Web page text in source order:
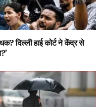
दिल्ली हाई कोर्ट ने केंद्र से